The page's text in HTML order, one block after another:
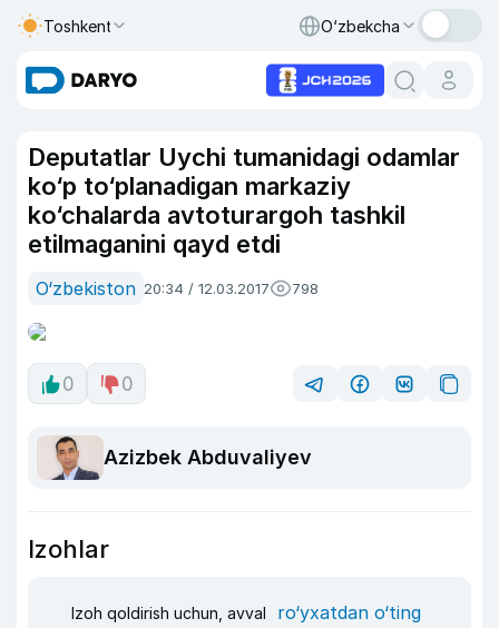
Toshkent O‘zbekcha
Deputatlar Uychi tumanidagi odamlar
ko‘p to‘planadigan markaziy
ko‘chalarda avtoturargoh tashkil
etilmaganini qayd etdi
O‘zbekiston 20:34 / 12.03.2017 798
0 0
Azizbek Abduvaliyev
Izohlar
Izoh qoldirish uchun, avval ro‘yxatdan o‘ting